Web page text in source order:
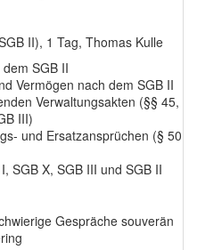
II), 1 Tag, Thomas Kulle
SGB II
Vermögen nach dem SGB II
Verwaltungsakten (§§ 45,
III)
und Ersatzansprüchen (§ 50
SGB X, SGB III und SGB II
Gespräche souverän